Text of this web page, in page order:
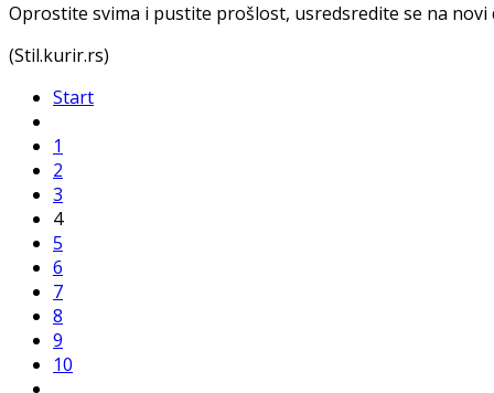
Oprostite svima i pustite prošlost, usredsredite se na novi
(Stil.kurir.rs)
Start
1
2
3
4
5
6
7
8
9
10